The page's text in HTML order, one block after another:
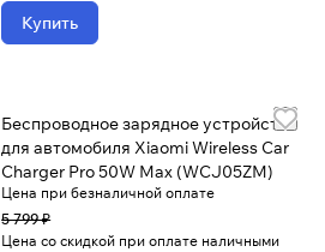
Купить
Беспроводное зарядное устройство
для автомобиля Xiaomi Wireless Car
Charger Pro 50W Max (WCJ05ZM)
Цена при безналичной оплате
5 799 ₽
Цена со скидкой при оплате наличными